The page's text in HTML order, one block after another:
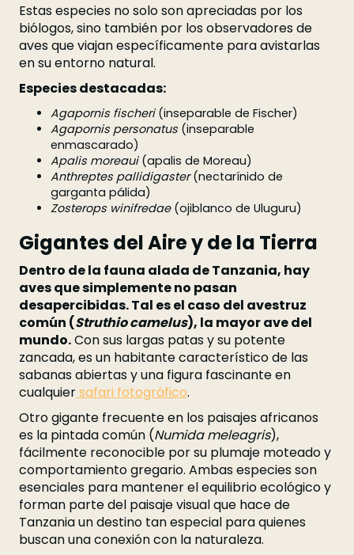
Estas especies no solo son apreciadas por los
biólogos, sino también por los observadores de
aves que viajan específicamente para avistarlas
en su entorno natural.
Especies destacadas:
Agapornis fischeri(inseparable de Fischer)
Agapornis personatus (inseparable
enmascarado)
Apalis moreaui(apalis de Moreau)
Anthreptes pallidigaster(nectarínido de
garganta pálida)
Zosterops winifredae(ojiblanco de Uluguru)
Gigantes del Aire y de la Tierra
Dentro de la fauna alada de Tanzania, hay
aves que simplemente no pasan
desapercibidas. Tal es el caso del avestruz
común (Struthio camelus), la mayor ave del
mundo.Con sus largas patas y su potente
zancada, es un habitante característico de las
sabanas abiertas y una figura fascinante en
cualquiersafari fotográfico.
Otro gigante frecuente en los paisajes africanos
es la pintada común (Numida meleagris),
fácilmente reconocible por su plumaje moteado y
comportamiento gregario. Ambas especies son
esenciales para mantener el equilibrio ecológico y
forman parte del paisaje visual que hace de
Tanzania un destino tan especial para quienes
buscan una conexión con la naturaleza.